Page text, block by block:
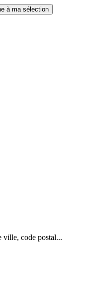
à ma sélection
ville, code postal...